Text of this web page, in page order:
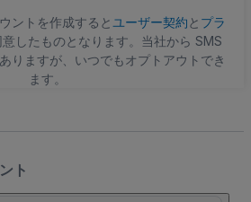
ントを作成すると ユーザー契約と プラ
意したものとなります。当社から SMS
りますが、いつでもオプトアウトでき
ます。
ト